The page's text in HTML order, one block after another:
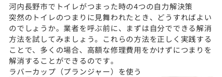
河内長野市でトイレがつまった時の4つの自力解決策
突然のトイレのつまりに見舞われたとき、どうすればよい
のでしょうか。業者を呼ぶ前に、まずは自分でできる解消
方法を試してみましょう。これらの方法を正しく実践する
ことで、多くの場合、高額な修理費用をかけずにつまりを
解消することができるのです。
ラバーカップ（プランジャー）を使う